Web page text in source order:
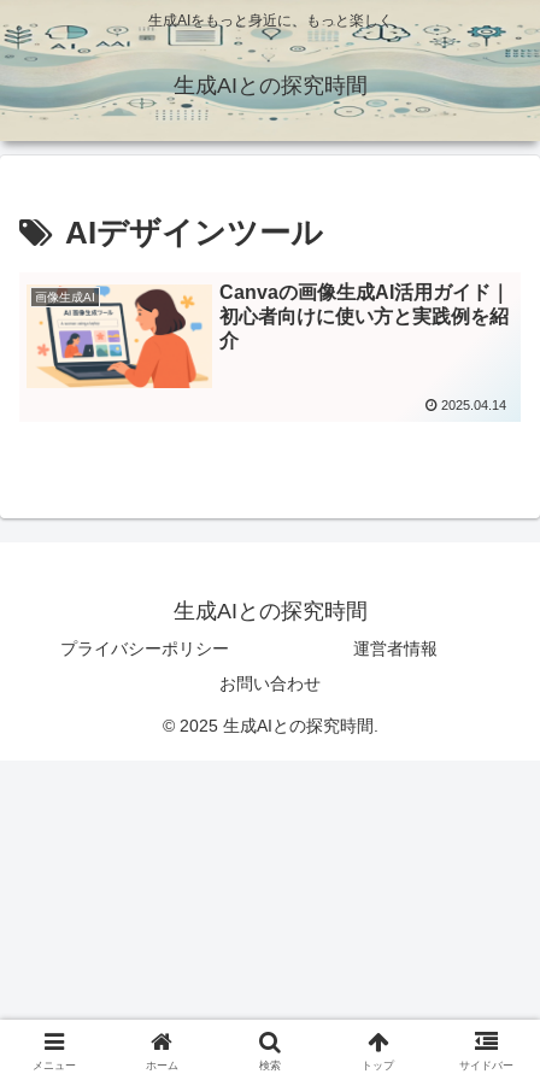
生成AIをもっと身近に、もっと楽しく
生成AIとの探究時間
AIデザインツール
画像生成AI
Canvaの画像生成AI活用ガイド｜
初心者向けに使い方と実践例を紹
介
2025.04.14
生成AIとの探究時間
プライバシーポリシー
運営者情報
お問い合わせ
© 2025 生成AIとの探究時間.
メニュー ホーム 検索 トップ サイドバー